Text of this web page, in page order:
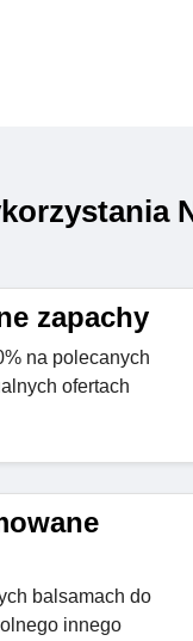
zapachy
na polecanych
ofertach
balsamach do
innego